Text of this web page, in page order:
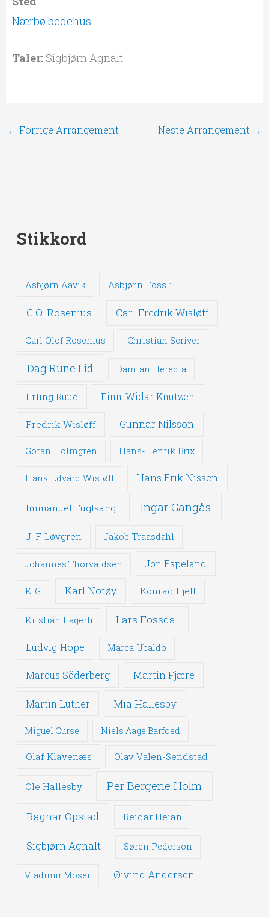
Nærbø bedehus
Taler:Sigbjørn Agnalt
← Forrige Arrangement Neste Arrangement →
Stikkord
Asbjørn Aavik Asbjørn Fossli
C.O. Rosenius Carl Fredrik Wisløff
Carl Olof Rosenius Christian Scriver
Dag Rune Lid Damian Heredia
Erling Ruud Finn-Widar Knutzen
Fredrik Wisløff Gunnar Nilsson
Göran Holmgren Hans-Henrik Brix
Hans Edvard Wisløff Hans Erik Nissen
Immanuel Fuglsang Ingar Gangås
J. F. Løvgren Jakob Traasdahl
Johannes Thorvaldsen Jon Espeland
K. G. Karl Notøy Konrad Fjell
Kristian Fagerli Lars Fossdal
Ludvig Hope Marca Ubaldo
Marcus Söderberg Martin Fjære
Martin Luther Mia Hallesby
Miguel Curse Niels Aage Barfoed
Olaf Klavenæs Olav Valen-Sendstad
Ole Hallesby Per Bergene Holm
Ragnar Opstad Reidar Heian
Sigbjørn Agnalt Søren Pederson
Vladimir Moser Øivind Andersen